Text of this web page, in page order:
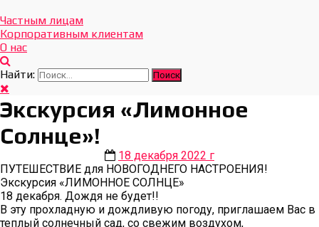
Отдых Без Границ
Эксклюзивные экскурсии по Севастополю и Крыму
Частным лицам
Корпоративным клиентам
О нас
Найти:
Экскурсия «Лимонное
Солнце»!
18 декабря 2022 г
ПУТЕШЕСТВИЕ для НОВОГОДНЕГО НАСТРОЕНИЯ!
Экскурсия «ЛИМОННОЕ СОЛНЦЕ»
18 декабря. Дождя не будет!!
В эту прохладную и дождливую погоду, приглашаем Вас в
теплый солнечный сад, со свежим воздухом,